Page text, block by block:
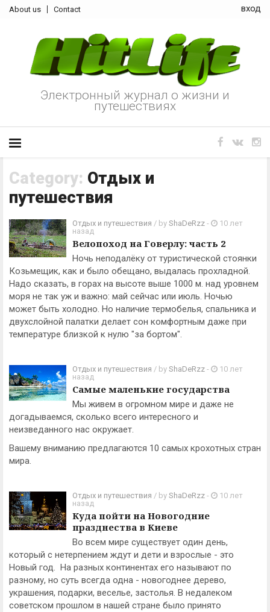
About us Contact вход
Электронный журнал о жизни и
путешествиях
Category: Отдых и
путешествия
Отдых и путешествия / by ShaDeRzz -
10 лет
назад
Велопоход на Говерлу: часть 2
Ночь неподалёку от туристической стоянки
Козьмещик, как и было обещано, выдалась прохладной.
Надо сказать, в горах на высоте выше 1000 м. над уровнем
моря не так уж и важно: май сейчас или июль. Ночью
может быть холодно. Но наличие термобелья, спальника и
двухслойной палатки делает сон комфортным даже при
температуре близкой к нулю "за бортом".
Отдых и путешествия / by ShaDeRzz -
10 лет
назад
Самые маленькие государства
Мы живем в огромном мире и даже не
догадываемся, сколько всего интересного и
неизведанного нас окружает.
Вашему вниманию предлагаются 10 самых крохотных стран
мира.
Отдых и путешествия / by ShaDeRzz -
10 лет
назад
Куда пойти на Новогодние
празднества в Киеве
Во всем мире существует один день,
который с нетерпением ждут и дети и взрослые - это
Новый год. На разных континентах его называют по
разному, но суть всегда одна - новогоднее дерево,
украшения, подарки, веселье, застолья. В недалеком
советском прошлом в нашей стране было принято